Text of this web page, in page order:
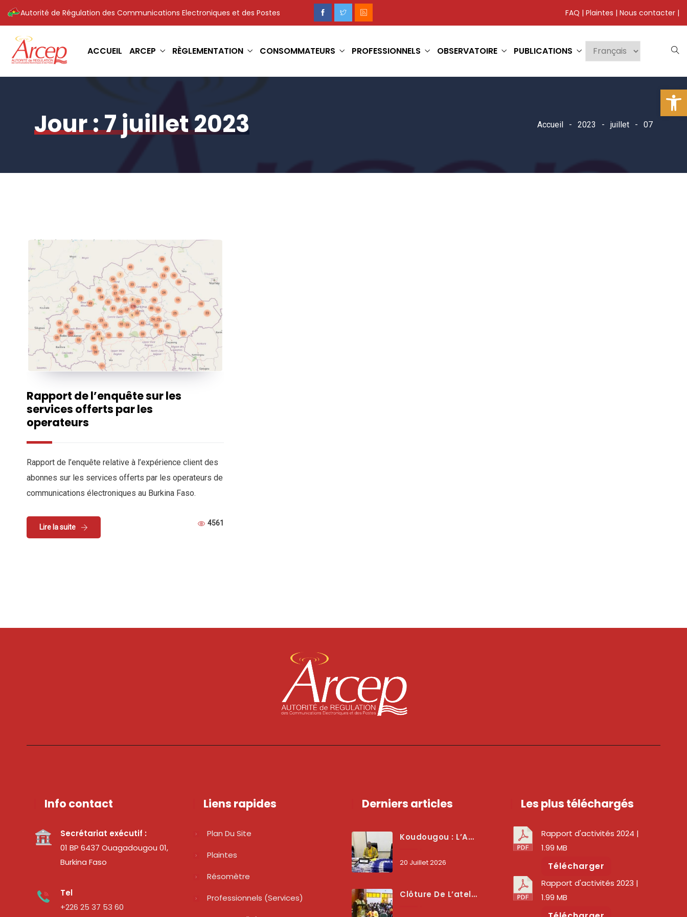
Autorité de Régulation des Communications Electroniques et des Postes FAQ | Plaintes | Nous contacter |
ACCUEIL ARCEP RÈGLEMENTATION CONSOMMATEURS PROFESSIONNELS OBSERVATOIRE PUBLICATIONS
Jour :7 juillet 2023 Accueil 2023 juillet 07
Rapport de l’enquête sur les
services offerts par les
operateurs
Rapport de l’enquête relative à l’expérience client des
abonnes sur les services offerts par les operateurs de
communications électroniques au Burkina Faso.
Lire la suite 4561
Info contact
Secrétariat exécutif :
01 BP 6437 Ouagadougou 01,
Burkina Faso
Tel
+226 25 37 53 60
Liens rapides
Plan Du Site
Plaintes
Résomètre
Professionnels (services)
Derniers articles
Koudougou : L’ARCEP Renforce Le Dialogue Avec Les Associations De Consommateurs Pour Mieux Protéger Les Usagers
20 Juillet 2026
Clôture De L’atelier National : L’ARCEP Et Les Collectivités Territoriales Consolident Leur Partenariat Pour Booster La Qualité Des Services Numériques
Les plus téléchargés
Rapport d'activités 2024 |
1.99 MB
Télécharger
Rapport d'activités 2023 |
1.99 MB